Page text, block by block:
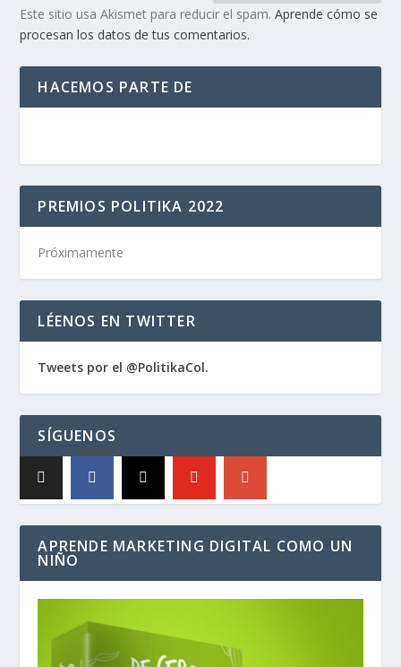
Este sitio usa Akismet para reducir el spam.Aprende cómo se
procesan los datos de tus comentarios.
HACEMOS PARTE DE
PREMIOS POLITIKA 2022
Próximamente
LÉENOS EN TWITTER
Tweets por el @PolitikaCol.
SÍGUENOS
APRENDE MARKETING DIGITAL COMO UN
NIÑO